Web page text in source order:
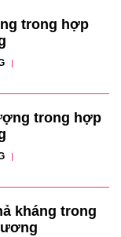
trong hợp
trong hợp
kháng trong